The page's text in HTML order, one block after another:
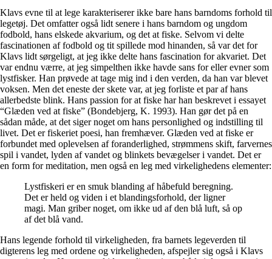
Klavs evne til at lege karakteriserer ikke bare hans barndoms forhold til
legetøj. Det omfatter også lidt senere i hans barndom og ungdom
fodbold, hans elskede akvarium, og det at fiske. Selvom vi delte
fascinationen af fodbold og tit spillede mod hinanden, så var det for
Klavs lidt sørgeligt, at jeg ikke delte hans fascination for akvariet. Det
var endnu værre, at jeg simpelthen ikke havde sans for eller evner som
lystfisker. Han prøvede at tage mig ind i den verden, da han var blevet
voksen. Men det eneste der skete var, at jeg forliste et par af hans
allerbedste blink. Hans passion for at fiske har han beskrevet i essayet
“Glæden ved at fiske” (Bondebjerg, K. 1993). Han gør det på en
sådan måde, at det siger noget om hans personlighed og indstilling til
livet. Det er fiskeriet poesi, han fremhæver. Glæden ved at fiske er
forbundet med oplevelsen af foranderlighed, strømmens skift, farvernes
spil i vandet, lyden af vandet og blinkets bevægelser i vandet. Det er
en form for meditation, men også en leg med virkelighedens elementer:
Lystfiskeri er en smuk blanding af håbefuld beregning.
Det er held og viden i et blandingsforhold, der ligner
magi. Man griber noget, om ikke ud af den blå luft, så op
af det blå vand.
Hans legende forhold til virkeligheden, fra barnets legeverden til
digterens leg med ordene og virkeligheden, afspejler sig også i Klavs